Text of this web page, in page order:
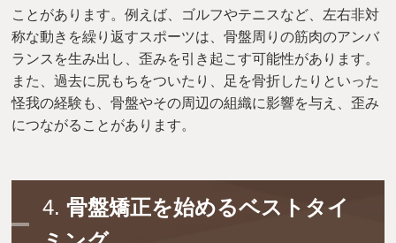
ことがあります。例えば、ゴルフやテニスなど、左右非対
称な動きを繰り返すスポーツは、骨盤周りの筋肉のアンバ
ランスを生み出し、歪みを引き起こす可能性があります。
また、過去に尻もちをついたり、足を骨折したりといった
怪我の経験も、骨盤やその周辺の組織に影響を与え、歪み
につながることがあります。
4. 骨盤矯正を始めるベストタイ